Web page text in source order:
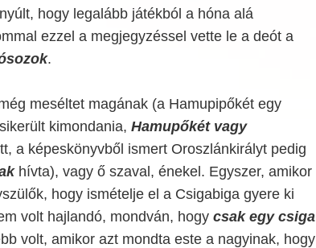
hogy legalább játékból a hóna alá
ezzel a megjegyzéssel vette le a deót a
.
meséltet magának (a Hamupipőkét egy
kimondania, Hamupőkét vagy
a képeskönyvből ismert Oroszlánkirályt pedig
hívta), vagy ő szaval, énekel. Egyszer, amikor
hogy ismételje el a Csigabiga gyere ki
volt hajlandó, mondván, hogy csak egy csiga
volt, amikor azt mondta este a nagyinak, hogy